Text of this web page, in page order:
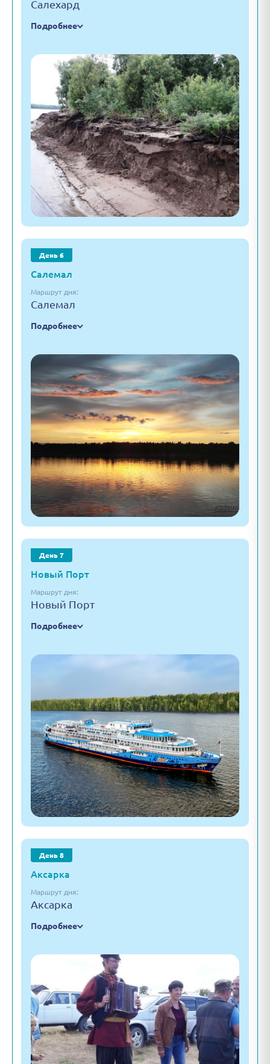
Салехард
Подробнее
День 6
Салемал
Маршрут дня:
Салемал
Подробнее
День 7
Новый Порт
Маршрут дня:
Новый Порт
Подробнее
День 8
Аксарка
Маршрут дня:
Аксарка
Подробнее